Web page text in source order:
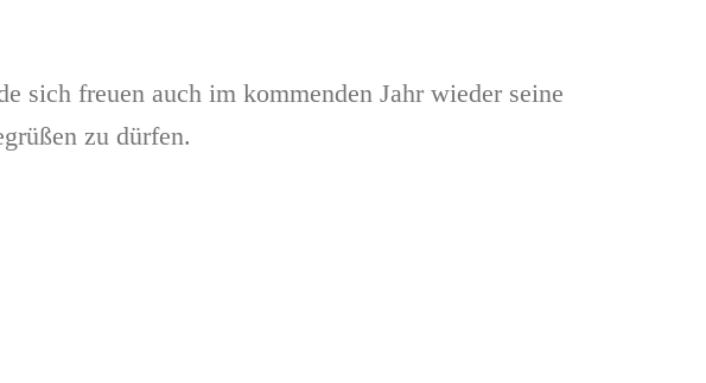
sich freuen auch im kommenden Jahr wieder seine
zu dürfen.